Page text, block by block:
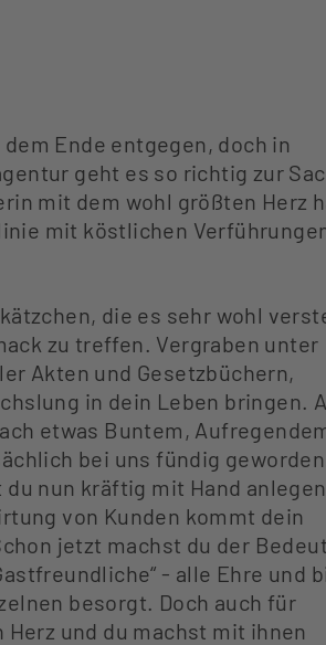
Ende entgegen, doch in
geht es so richtig zur
mit dem wohl größten Herz
mit köstlichen
die es sehr wohl
zu treffen. Vergraben unter
Akten und Gesetzbüchern,
in dein Leben bringen.
etwas Buntem,
bei uns fündig
nun kräftig mit Hand
von Kunden kommt dein
jetzt machst du der
- alle Ehre und
besorgt. Doch auch für
und du machst mit ihnen